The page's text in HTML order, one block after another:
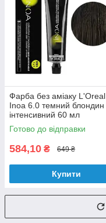
Фарба без аміаку L'Oreal
Inoa 6.0 темний блондин
інтенсивний 60 мл
Готово до відправки
584,10 ₴ 649 ₴
Купити